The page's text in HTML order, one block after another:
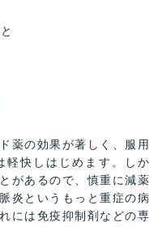
薬の効果が著しく、服用
軽快しはじめます。しか
があるので、慎重に減薬
炎というもっと重症の病
には免疫抑制剤などの専